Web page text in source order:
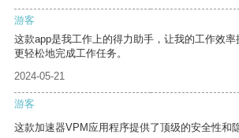
游客
这款app是我工作上的得力助手，让我的工作效
更轻松地完成工作任务。
2024-05-21
游客
这款加速器VPM应用程序提供了顶级的安全性和